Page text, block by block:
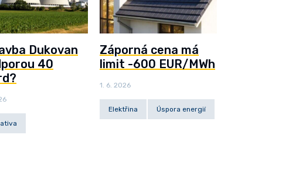
Dukovan
40
Záporná cena má
limit -600 EUR/MWh
1. 6. 2026
Elektřina Úspora energií